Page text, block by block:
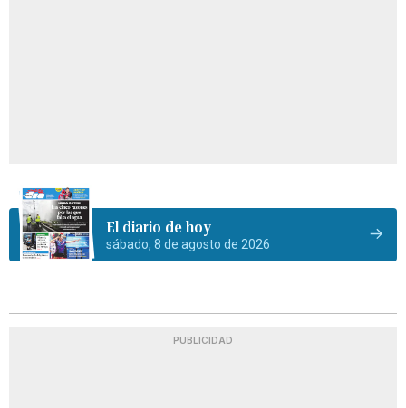
El diario de hoy
sábado, 8 de agosto de 2026
PUBLICIDAD